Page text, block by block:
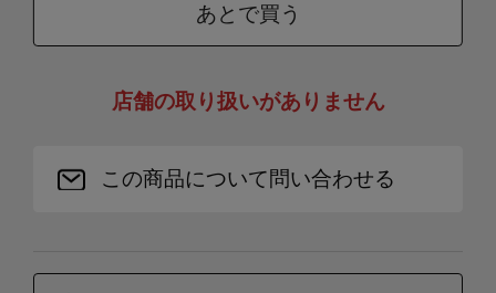
あとで買う
店舗の取り扱いがありません
この商品について問い合わせる